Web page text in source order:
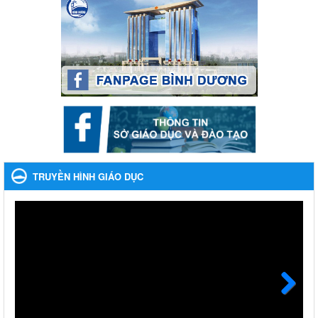
Cát Lần thứ VIII, năm học 2023-2024
Kế hoạch Tổ chức Hội trại truyền thống học sinh thị xã Bến Cát
Lần thứ VIII, năm học 2023-2024
Ngày ban hành: 28/12/2023
Phối hợp rà soát nhu cầu tiêm vắc xin phòng Covid 19
Phối hợp rà soát nhu cầu tiêm vắc xin phòng Covid 19
Ngày ban hành: 22/11/2023
Phát động, triển khai Cuộc thi " An toàn giao thông cho nụ
cười ngày mai" dành cho học sinh và giáo viên trung học
năm học 2023-2024
Phát động, triển khai Cuộc thi " An toàn giao thông cho nụ cười
Nhắc nhỡ thực hiện thanh toán không dùng tiền mặt các
khoản thu trong nhà trường năm học 2023-2024 và các năm
TRUYỀN HÌNH GIÁO DỤC